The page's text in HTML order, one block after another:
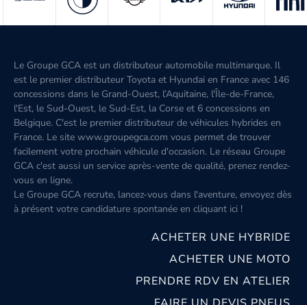
Le Groupe GCA est un distributeur automobile multimarque. Il
est le premier distributeur Toyota et Hyundai en France avec 146
concessions dans le Grand-Ouest, l’Aquitaine, l'Île-de-France,
l'Est, le Sud-Ouest, le Sud-Est, la Corse et 6 concessions en
Belgique. C'est le premier distributeur de véhicules hybrides en
France. Le site www.groupegca.com vous permet de trouver
facilement votre prochain véhicule d'occasion. Le réseau Groupe
GCA c'est aussi un service après-vente de qualité, prenez rendez-
vous en ligne.
Le Groupe GCA recrute, lancez-vous dans l'aventure, envoyez dès
à présent votre candidature spontanée en cliquant ici !
ACHETER UNE HYBRIDE
ACHETER UNE MOTO
PRENDRE RDV EN ATELIER